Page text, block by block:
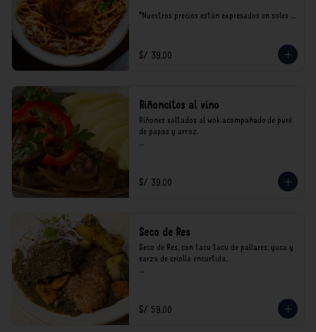
*Nuestros precios están expresados en soles e
S/ 39.00
Riñoncitos al vino
Riñones saltados al wok acompañado de puré
de papas y arroz.
consumo.
S/ 39.00
Seco de Res
Seco de Res, con tacu tacu de pallares, yuca y
sarza de criolla encurtida.
consumo.
S/ 59.00